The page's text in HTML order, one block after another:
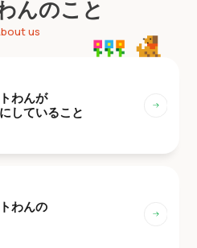
んのこと
us
わんが
していること
わんの